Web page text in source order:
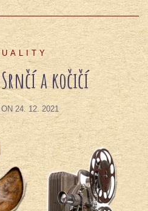
a kočičí
24. 12. 2021